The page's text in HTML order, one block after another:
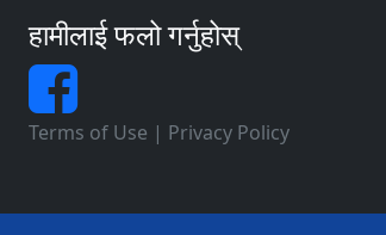
हामीलाई फलो गर्नुहोस्
Terms of Use | Privacy Policy